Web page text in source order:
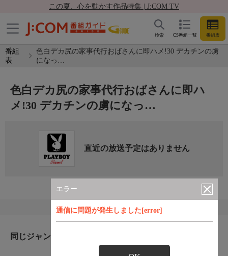
この夏、心を動かす作品特集 | J:COM TV
CS番組一覧 番組表
検索
番組
表
色白デカ尻の家事代行おばさんに即ハメ!30 デカチンの虜
になっ…
エラー
通信に問題が発生しました[error]
色白デカ尻の家事代行おばさんに即ハ
メ!30 デカチンの虜になっ…
直近の放送予定はありません
同じジャンルのおすすめ番組